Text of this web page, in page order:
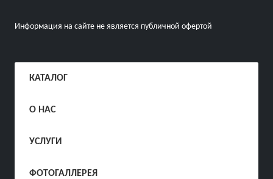
Информация на сайте не является публичной офертой
КАТАЛОГ
О НАС
УСЛУГИ
ФОТОГАЛЛЕРЕЯ